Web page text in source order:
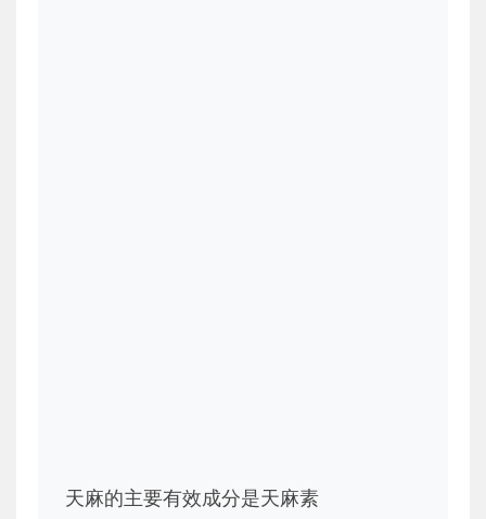
天麻的主要有效成分是天麻素